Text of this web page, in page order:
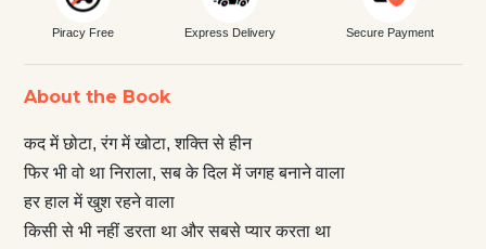
Piracy Free Express Delivery Secure Payment
About the Book
कद में छोटा, रंग में खोटा, शक्ति से हीन
फिर भी वो था निराला, सब के दिल में जगह बनाने वाला
हर हाल में खुश रहने वाला
किसी से भी नहीं डरता था और सबसे प्यार करता था